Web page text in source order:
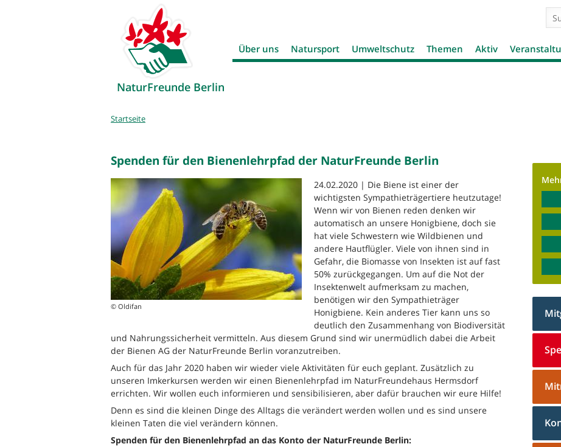
NaturFreunde Berlin
Über uns Natursport Umweltschutz Themen Aktiv
Sie
Startseite
Spenden für den Bienenlehrpfad der NaturFreunde Berlin
© Oldifan
24.02.2020 | Die Biene ist einer der
wichtigsten Sympathieträgertiere heutzutage!
Wenn wir von Bienen reden denken wir
automatisch an unsere Honigbiene, doch sie
hat viele Schwestern wie Wildbienen und
andere Hautflügler. Viele von ihnen sind in
Gefahr, die Biomasse von Insekten ist auf fast
50% zurückgegangen. Um auf die Not der
Insektenwelt aufmerksam zu machen,
benötigen wir den Sympathieträger
Honigbiene. Kein anderes Tier kann uns so
deutlich den Zusammenhang von Biodiversität
und Nahrungssicherheit vermitteln. Aus diesem Grund sind wir unermüdlich dabei die Arbeit
der Bienen AG der NaturFreunde Berlin voranzutreiben.
Auch für das Jahr 2020 haben wir wieder viele Aktivitäten für euch geplant. Zusätzlich zu
unseren Imkerkursen werden wir einen Bienenlehrpfad im NaturFreundehaus Hermsdorf
errichten. Wir wollen euch informieren und sensibilisieren, aber dafür brauchen wir eure Hilfe!
Denn es sind die kleinen Dinge des Alltags die verändert werden wollen und es sind unsere
kleinen Taten die viel verändern können.
Spenden für den Bienenlehrpfad an das Konto der NaturFreunde Berlin: